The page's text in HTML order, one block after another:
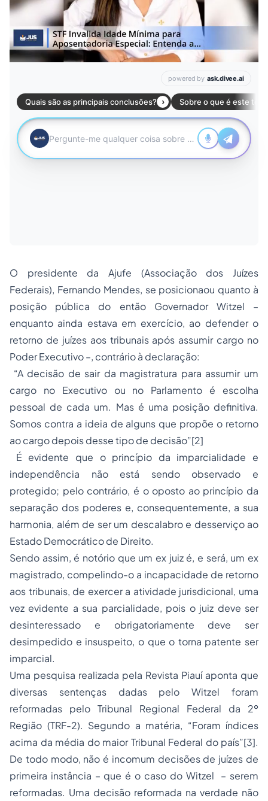
O presidente da Ajufe (Associação dos Juízes
Federais), Fernando Mendes, se posicionaou quanto à
posição pública do então Governador Witzel –
enquanto ainda estava em exercício, ao defender o
retorno de juízes aos tribunais após assumir cargo no
Poder Executivo –, contrário à declaração:
“A decisão de sair da magistratura para assumir um
cargo no Executivo ou no Parlamento é escolha
pessoal de cada um. Mas é uma posição definitiva.
Somos contra a ideia de alguns que propõe o retorno
ao cargo depois desse tipo de decisão”[2]
É evidente que o princípio da imparcialidade e
independência não está sendo observado e
protegido; pelo contrário, é o oposto ao princípio da
separação dos poderes e, consequentemente, a sua
harmonia, além de ser um descalabro e desserviço ao
Estado Democrático de Direito.
Sendo assim, é notório que um ex juiz é, e será, um ex
magistrado, compelindo-o a incapacidade de retorno
aos tribunais, de exercer a atividade jurisdicional, uma
vez evidente a sua parcialidade, pois o juiz deve ser
desinteressado e obrigatoriamente deve ser
desimpedido e insuspeito, o que o torna patente ser
imparcial.
Uma pesquisa realizada pela Revista Piauí aponta que
diversas sentenças dadas pelo Witzel foram
reformadas pelo Tribunal Regional Federal da 2º
Região (TRF-2). Segundo a matéria, “Foram índices
acima da média do maior Tribunal Federal do país”[3].
De todo modo, não é incomum decisões de juízes de
primeira instância – que é o caso do Witzel – serem
reformadas. Uma decisão reformada na verdade não